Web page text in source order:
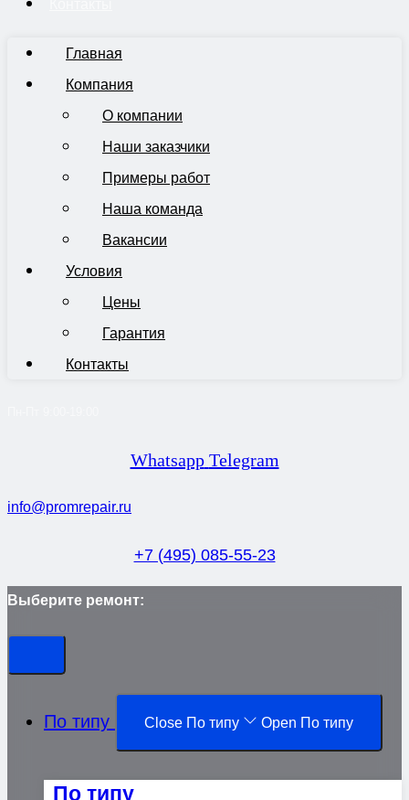
Главная
Компания
О компании
Наши заказчики
Примеры работ
Наша команда
Вакансии
Условия
Цены
Гарантия
Контакты
Whatsapp Telegram
info@promrepair.ru
+7 (495) 085-55-23
Выберите ремонт:
По типу Close По типу Open По типу
По типу